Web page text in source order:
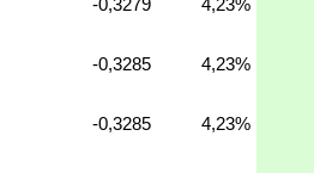
-0,3279 4,23%
-0,3285 4,23%
-0,3285 4,23%